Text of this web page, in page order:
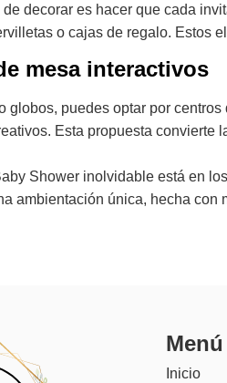
decorar es hacer que cada
o cajas de regalo. Estos
mesa interactivos
globos, puedes optar por
Esta propuesta convierte
Shower inolvidable está en
ambientación única, hecha
Menú
Inicio